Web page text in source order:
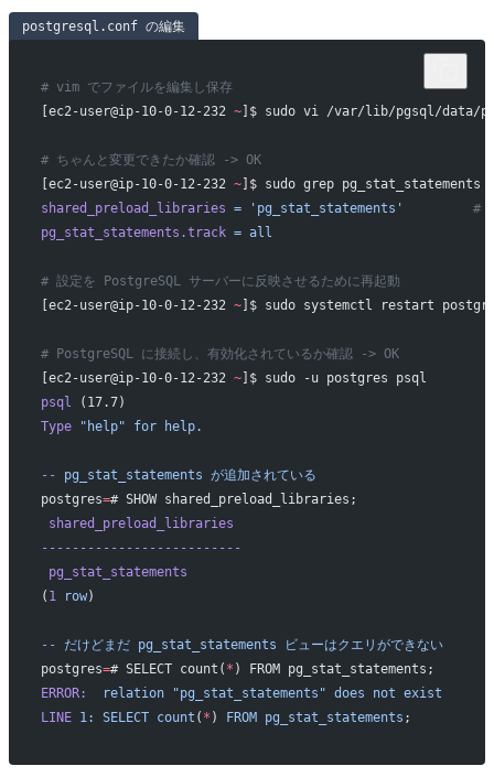
postgresql.conf の編集
# vim でファイルを編集し保存
[ec2-user@ip-10-0-12-232 ~]$ sudo vi /var/lib/pgsql/data/
# ちゃんと変更できたか確認 -> OK
[ec2-user@ip-10-0-12-232 ~]$ sudo grep
shared_preload_libraries = 'pg_stat_statements'
pg_stat_statements.track = all
# 設定を PostgreSQL サーバーに反映させるために再起動
[ec2-user@ip-10-0-12-232 ~]$ sudo systemctl restart
# PostgreSQL に接続し、有効化されているか確認 -> OK
[ec2-user@ip-10-0-12-232 ~]$ sudo -u postgres psql
psql (17.7)
Type "help" for help.
-- pg_stat_statements が追加されている
postgres=# SHOW shared_preload_libraries;
shared_preload_libraries
--------------------------
pg_stat_statements
( 1 row)
-- だけどまだ pg_stat_statements ビューはクエリができない
postgres=# SELECT count( * ) FROM pg_stat_statements;
ERROR:
  relation
"pg_stat_statements" does not exist
LINE 1: SELECT count ( * ) FROM pg_stat_statements ;